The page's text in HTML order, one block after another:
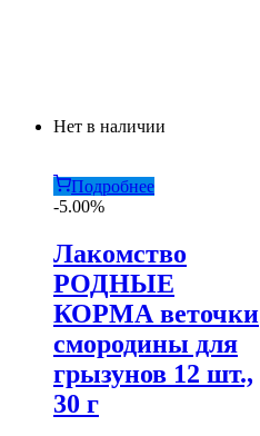
Нет в наличии
Подробнее
-5.00%
Лакомство
РОДНЫЕ
КОРМА веточки
смородины для
грызунов 12 шт.,
30 г